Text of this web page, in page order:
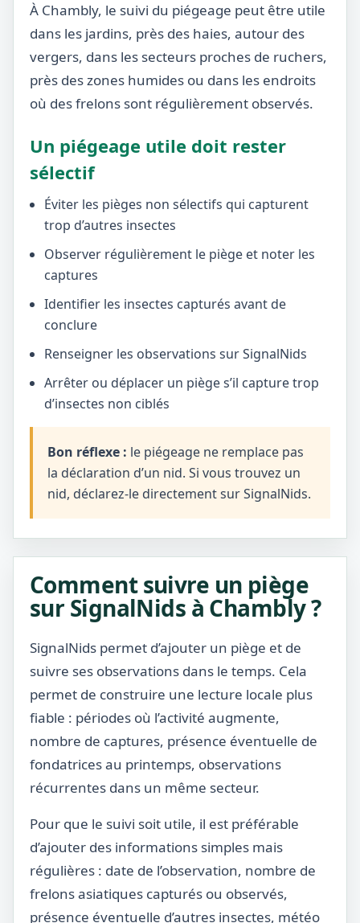
À Chambly, le suivi du piégeage peut être utile
dans les jardins, près des haies, autour des
vergers, dans les secteurs proches de ruchers,
près des zones humides ou dans les endroits
où des frelons sont régulièrement observés.
Un piégeage utile doit rester
sélectif
Éviter les pièges non sélectifs qui capturent
trop d’autres insectes
Observer régulièrement le piège et noter les
captures
Identifier les insectes capturés avant de
conclure
Renseigner les observations sur SignalNids
Arrêter ou déplacer un piège s’il capture trop
d’insectes non ciblés
Bon réflexe : le piégeage ne remplace pas
la déclaration d’un nid. Si vous trouvez un
nid, déclarez-le directement sur SignalNids.
Comment suivre un piège
sur SignalNids à Chambly ?
SignalNids permet d’ajouter un piège et de
suivre ses observations dans le temps. Cela
permet de construire une lecture locale plus
fiable : périodes où l’activité augmente,
nombre de captures, présence éventuelle de
fondatrices au printemps, observations
récurrentes dans un même secteur.
Pour que le suivi soit utile, il est préférable
d’ajouter des informations simples mais
régulières : date de l’observation, nombre de
frelons asiatiques capturés ou observés,
présence éventuelle d’autres insectes, météo